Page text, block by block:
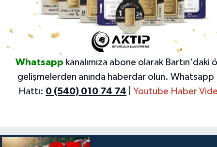
Whatsapp kanalımıza abone olarak Bartın'daki
gelişmelerden anında haberdar olun. Whatsapp
Hattı: 0 (540) 010 74 74 |Youtube Haber